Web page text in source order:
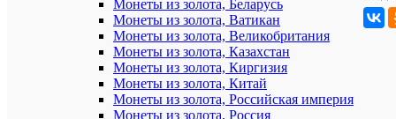
Монеты из золота, Беларусь
Монеты из золота, Ватикан
Монеты из золота, Великобритания
Монеты из золота, Казахстан
Монеты из золота, Киргизия
Монеты из золота, Китай
Монеты из золота, Российская империя
Монеты из золота, Россия
Бренд
Mon
loisir
Высота